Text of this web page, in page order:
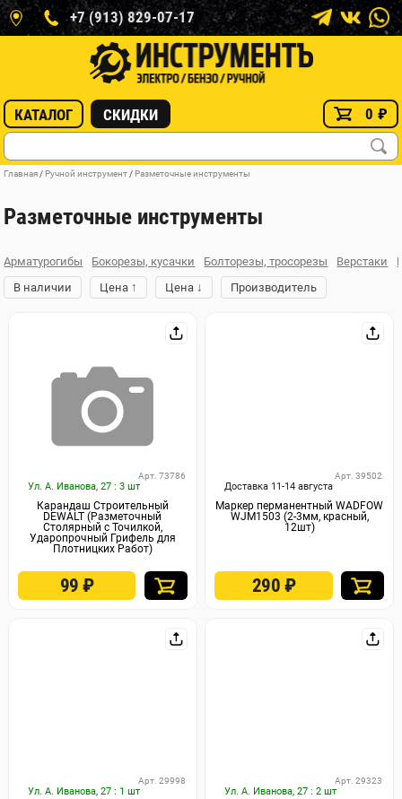
+7 (913) 829-07-17
КАТАЛОГ СКИДКИ 0 ₽
Главная / Ручной инструмент / Разметочные инструменты
Разметочные инструменты
Арматурогибы Бокорезы, кусачки Болторезы, тросорезы Верстаки
В наличии
Цена ↑ Цена ↓ Производитель
Ул. А. Иванова, 27 : 3 шт
Арт. 73786
Карандаш Строительный
DEWALT (Разметочный
Столярный с Точилкой,
Ударопрочный Грифель для
Плотницких Работ)
99₽
Доставка 11-14 августа
Арт. 39502
Маркер перманентный WADFOW
WJM1503 (2-3мм, красный,
12шт)
290 ₽
Ул. А. Иванова, 27 : 1 шт
Арт. 29998
Ул. А. Иванова, 27 : 2 шт
Арт. 29323